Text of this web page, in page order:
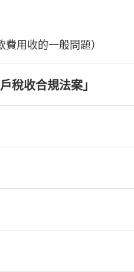
費用收的一般問題）
稅收合規法案」